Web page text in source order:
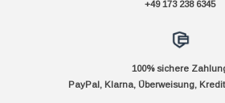
+49 173 238 6345
100% sichere
PayPal, Klarna, Überweisung,